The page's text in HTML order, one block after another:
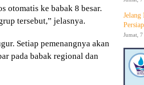
otomatis ke babak 8 besar.
tersebut,” jelasnya.
Setiap pemenangnya akan
pada babak regional dan
Jelang
Jumat,